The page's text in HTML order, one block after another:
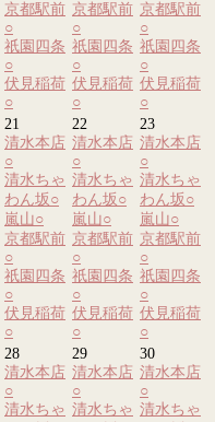
京都駅前
○
祇園四条
○
伏見稲荷
○
京都駅前
○
祇園四条
○
伏見稲荷
○
京都駅前
○
祇園四条
○
伏見稲荷
○
21
清水本店
○
清水ちゃ
わん坂○
嵐山○
京都駅前
○
祇園四条
○
伏見稲荷
○
22
清水本店
○
清水ちゃ
わん坂○
嵐山○
京都駅前
○
祇園四条
○
伏見稲荷
○
23
清水本店
○
清水ちゃ
わん坂○
嵐山○
京都駅前
○
祇園四条
○
伏見稲荷
○
28
清水本店
○
清水ちゃ
29
清水本店
○
清水ちゃ
30
清水本店
○
清水ちゃ